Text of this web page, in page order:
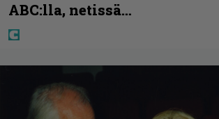
ABC:lla, netissä…